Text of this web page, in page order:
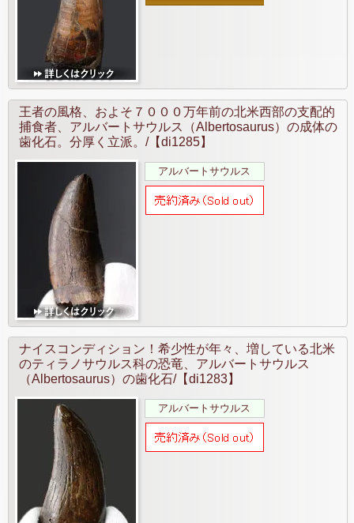
王者の風格、およそ７０００万年前の北米西部の支配的
捕食者、アルバートサウルス（Albertosaurus）の成体の
歯化石。分厚く立派。/【di1285】
アルバートサウルス
ナイスコンディション！希少性が年々、増している北米
のティラノサウルス科の恐竜、アルバートサウルス
（Albertosaurus）の歯化石/【di1283】
アルバートサウルス